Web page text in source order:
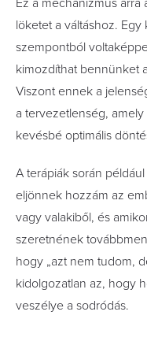
Ez a mechanizmus
löketet a váltáshoz.
szempontból
kimozdíthat bennünket
Viszont ennek a
a tervezetlenség,
kevésbé optimális
A terápiák során
eljönnek hozzám az
vagy valakiből, és
szeretnének
hogy „azt nem tudom,
kidolgozatlan az, hogy
veszélye a sodródás.